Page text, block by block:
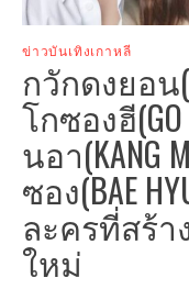
ข่าวบันเทิงเกาหลี
กวักดงยอน
โกซองฮี(GO
นอา(KANG
ซอง(BAE
ละครที่สร้า
ใหม่